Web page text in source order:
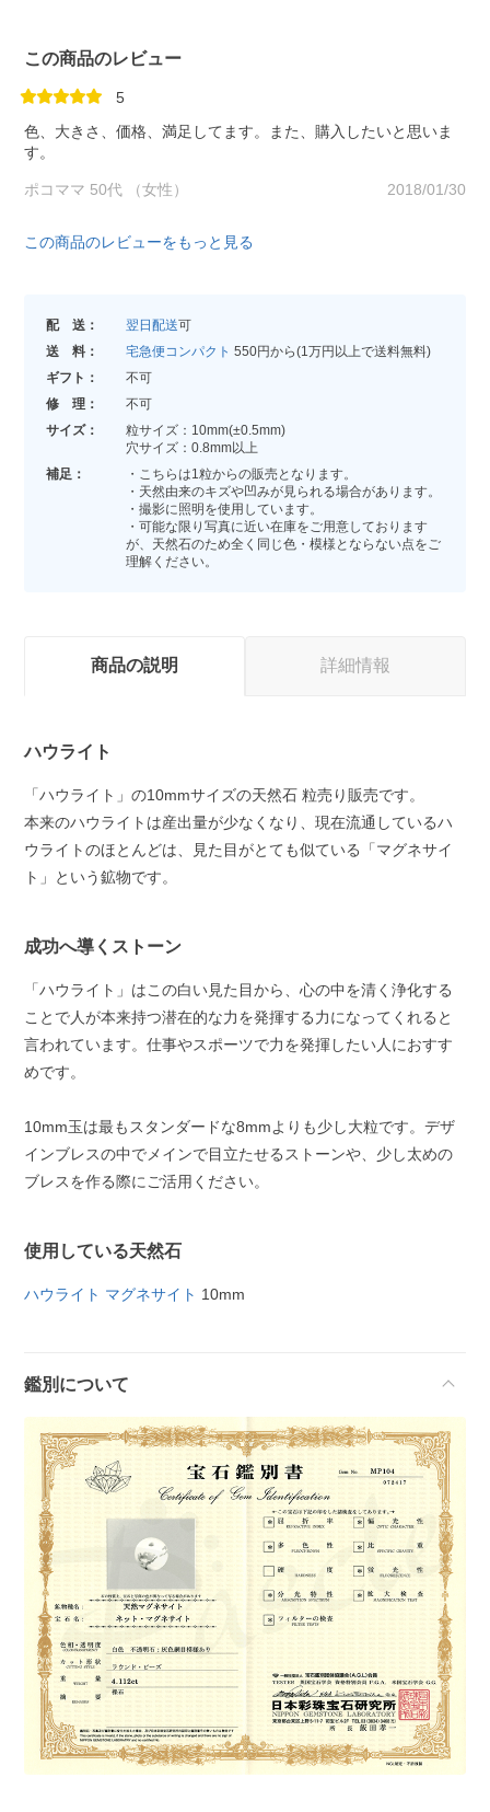
この商品のレビュー
5
色、大きさ、価格、満足してます。また、購入したいと思いま
す。
ポコママ 50代 （女性） 2018/01/30
この商品のレビューをもっと見る
配 送： 翌日配送可
送 料：
宅急便コンパクト 550円から(1万円以上で送料無料)
ギフト：
不可
修 理：
不可
サイズ：
粒サイズ：10mm(±0.5mm)
穴サイズ：0.8mm以上
補足：
・こちらは1粒からの販売となります。
・天然由来のキズや凹みが見られる場合があります。
・撮影に照明を使用しています。
・可能な限り写真に近い在庫をご用意しております
が、天然石のため全く同じ色・模様とならない点をご
理解ください。
商品の説明 詳細情報
ハウライト
「ハウライト」の10mmサイズの天然石 粒売り販売です。
本来のハウライトは産出量が少なくなり、現在流通しているハ
ウライトのほとんどは、見た目がとても似ている「マグネサイ
ト」という鉱物です。
成功へ導くストーン
「ハウライト」はこの白い見た目から、心の中を清く浄化する
ことで人が本来持つ潜在的な力を発揮する力になってくれると
言われています。仕事やスポーツで力を発揮したい人におすす
めです。
10mm玉は最もスタンダードな8mmよりも少し大粒です。デザ
インブレスの中でメインで目立たせるストーンや、少し太めの
ブレスを作る際にご活用ください。
使用している天然石
ハウライト マグネサイト 10mm
鑑別について